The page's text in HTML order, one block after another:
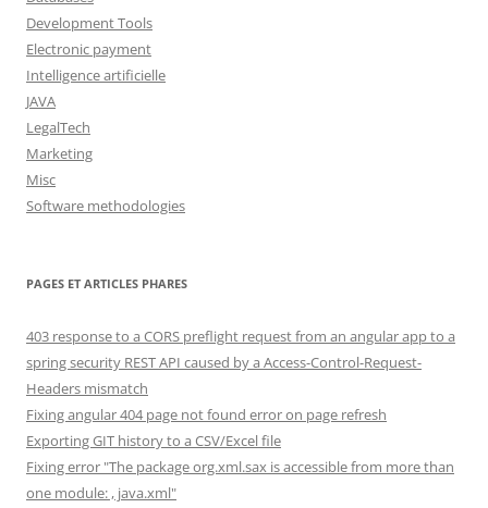
Development Tools
Electronic payment
Intelligence artificielle
JAVA
LegalTech
Marketing
Misc
Software methodologies
PAGES ET ARTICLES PHARES
403 response to a CORS preflight request from an angular app to a
spring security REST API caused by a Access-Control-Request-
Headers mismatch
Fixing angular 404 page not found error on page refresh
Exporting GIT history to a CSV/Excel file
Fixing error "The package org.xml.sax is accessible from more than
one module: , java.xml"